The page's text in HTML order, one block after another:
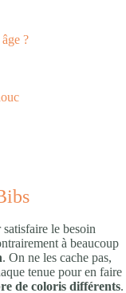
?
le besoin
à beaucoup
. On ne les cache pas,
tenue pour en faire
de coloris différents.